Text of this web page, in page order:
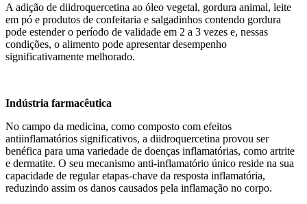
A adição de diidroquercetina ao óleo vegetal, gordura animal, leite
em pó e produtos de confeitaria e salgadinhos contendo gordura
pode estender o período de validade em 2 a 3 vezes e, nessas
condições, o alimento pode apresentar desempenho
significativamente melhorado.
Indústria farmacêutica
No campo da medicina, como composto com efeitos
antiinflamatórios significativos, a diidroquercetina provou ser
benéfica para uma variedade de doenças inflamatórias, como artrite
e dermatite. O seu mecanismo anti-inflamatório único reside na sua
capacidade de regular etapas-chave da resposta inflamatória,
reduzindo assim os danos causados ​​pela inflamação no corpo.